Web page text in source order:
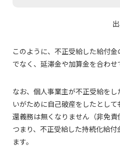
このように、不正受給した給付
でなく、延滞金や加算金を合わせ
なお、個人事業主が不正受給を
いがために自己破産をしたとし
還義務は無くなりません（非免責
つまり、不正受給した持続化給
ます。